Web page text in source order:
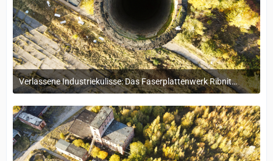
Verlassene Industriekulisse: Das Faserplattenwerk Ribnitz-Damgarten
4. November 2024 um 16:15